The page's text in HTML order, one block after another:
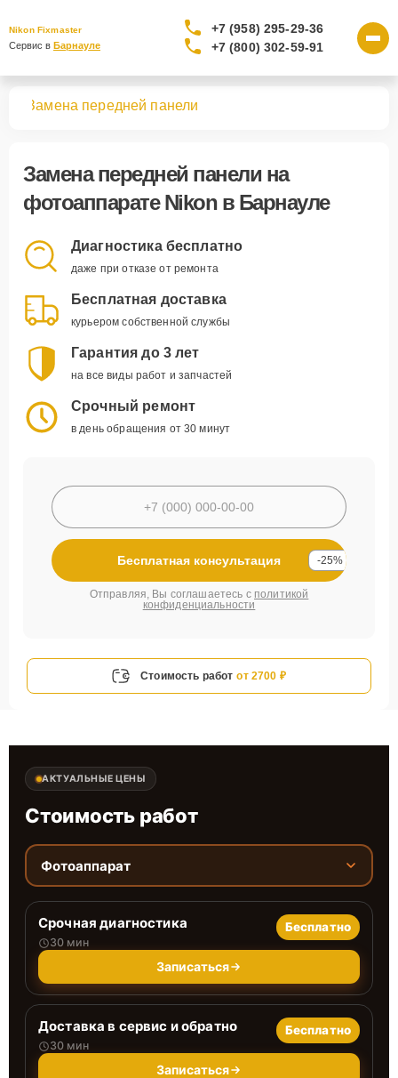
Nikon Fixmaster
Сервис в Барнауле
+7 (958) 295-29-36
+7 (800) 302-59-91
Замена передней панели
Замена передней панели на
фотоаппарате Nikon в Барнауле
Диагностика бесплатно
даже при отказе от ремонта
Бесплатная доставка
курьером собственной службы
Гарантия до 3 лет
на все виды работ и запчастей
Срочный ремонт
в день обращения от 30 минут
Бесплатная консультация -25%
Отправляя, Вы соглашаетесь с политикой
конфиденциальности
Стоимость работ от 2700 ₽
АКТУАЛЬНЫЕ ЦЕНЫ
Стоимость работ
Фотоаппарат
Срочная диагностика
30 мин
Бесплатно
Записаться
Доставка в сервис и обратно
30 мин
Бесплатно
Записаться